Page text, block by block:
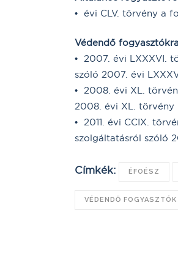
• évi CLV. törvény a
Védendő
• 2007. évi LXXXVI.
szóló 2007. évi
• 2008. évi XL.
2008. évi XL. törvény
• 2011. évi CCIX.
szolgáltatásról szóló
Címkék: ÉFOÉSZ
VÉDENDŐ FOGYASZTÓK